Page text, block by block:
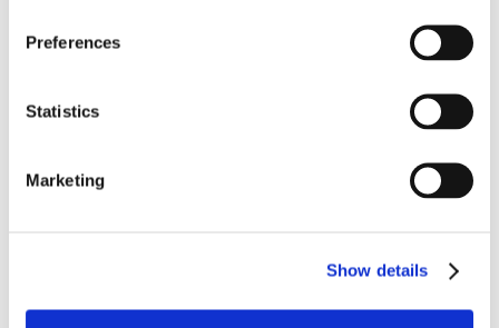
Preferences
Statistics
Marketing
Show details
atención al cliente y más. Unificamos la información
de clientes, productos y ventas en una vista única y
entre aplicaciones.
HABLA CON NUESTROS EXPERTOS